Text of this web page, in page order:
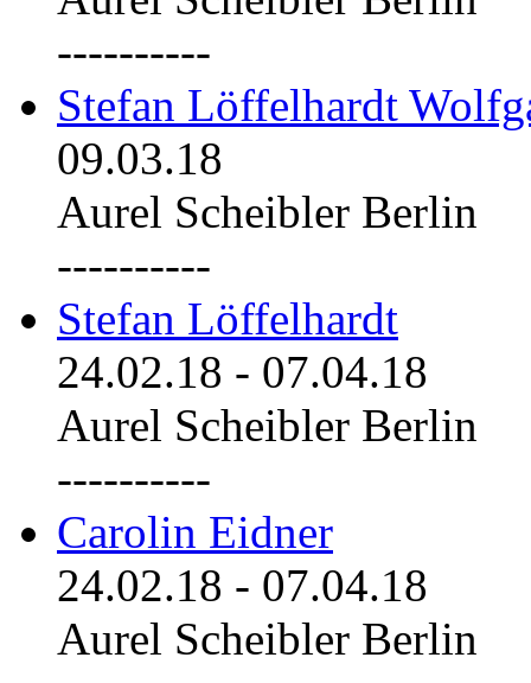
----------
Stefan Löffelhardt
09.03.18
Aurel Scheibler Berlin
----------
Stefan Löffelhardt
24.02.18 - 07.04.18
Aurel Scheibler Berlin
----------
Carolin Eidner
24.02.18 - 07.04.18
Aurel Scheibler Berlin